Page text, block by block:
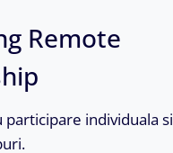
Remote
individuala si